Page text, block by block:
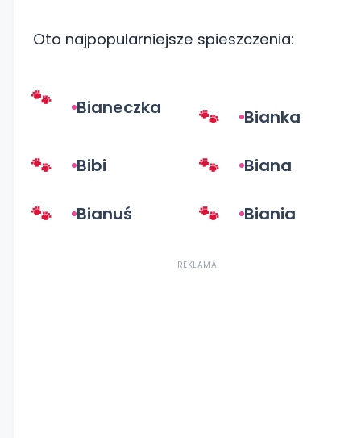
Oto najpopularniejsze spieszczenia:
Bianeczka Bianka
Bibi Biana
Bianuś Biania
REKLAMA